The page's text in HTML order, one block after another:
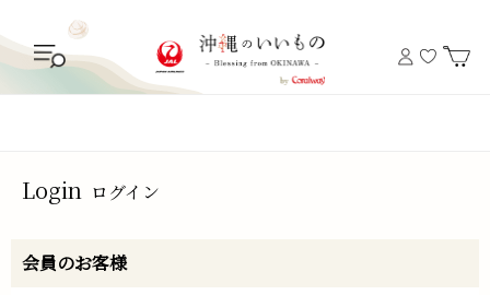
Login ログイン
会員のお客様